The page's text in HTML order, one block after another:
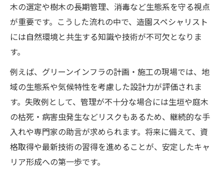
木の選定や樹木の長期管理、消毒など生態系を守る視点
が重要です。こうした流れの中で、造園スペシャリスト
には自然環境と共生する知識や技術が不可欠となりま
す。
例えば、グリーンインフラの計画・施工の現場では、地
域の生態系や気候特性を考慮した設計力が評価されま
す。失敗例として、管理が不十分な場合には生垣や庭木
の枯死・病害虫発生などリスクもあるため、継続的な手
入れや専門家の助言が求められます。将来に備えて、資
格取得や最新技術の習得を進めることが、安定したキャ
リア形成への第一歩です。